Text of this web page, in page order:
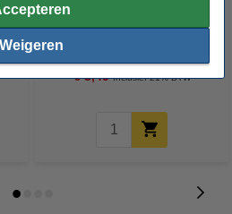
Weigeren
espresso koffiezetapparaat (2 x
€ 3,49 Inclusief 21% BTW